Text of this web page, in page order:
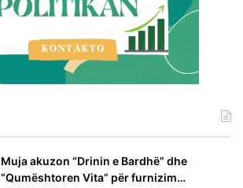
Muja akuzon “Drinin e Bardhë” dhe
“Qumështoren Vita” për furnizim…